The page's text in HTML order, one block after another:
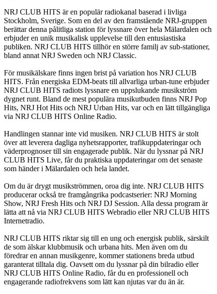
NRJ CLUB HITS är en populär radiokanal baserad i livliga
Stockholm, Sverige. Som en del av den framstående NRJ-gruppen
berättar denna pålitliga station för lyssnare över hela Mälardalen och
erbjuder en unik musikalisk upplevelse till den entusiastiska
publiken. NRJ CLUB HITS tillhör en större familj av sub-stationer,
bland annat NRJ Sweden och NRJ Classic.
För musikälskare finns ingen brist på variation hos NRJ CLUB
HITS. Från energiska EDM-beats till allvarliga urban-tune erbjuder
NRJ CLUB HITS radiots lyssnare en uppslukande musikström
dygnet runt. Bland de mest populära musikutbuden finns NRJ Pop
Hits, NRJ Hot Hits och NRJ Urban Hits, var och en lätt tillgängliga
via NRJ CLUB HITS Online Radio.
Handlingen stannar inte vid musiken. NRJ CLUB HITS är stolt
över att leverera dagliga nyhetsrapporter, trafikuppdateringar och
väderprognoser till sin engagerade publik. När du lyssnar på NRJ
CLUB HITS Live, får du praktiska uppdateringar om det senaste
som händer i Mälardalen och hela landet.
Om du är drygt musikströmmen, oroa dig inte. NRJ CLUB HITS
producerar också tre framgångrika podcastserier: NRJ Morning
Show, NRJ Fresh Hits och NRJ DJ Session. Alla dessa program är
lätta att nå via NRJ CLUB HITS Webradio eller NRJ CLUB HITS
Internetradio.
NRJ CLUB HITS riktar sig till en ung och energisk publik, särskilt
de som älskar klubbmusik och urbana hits. Men även om du
föredrar en annan musikgenre, kommer stationens breda utbud
garanterat tilltala dig. Oavsett om du lyssnar på din bilradio eller
NRJ CLUB HITS Online Radio, får du en professionell och
engagerande radiofrekvens som lätt kan njutas var du än är.